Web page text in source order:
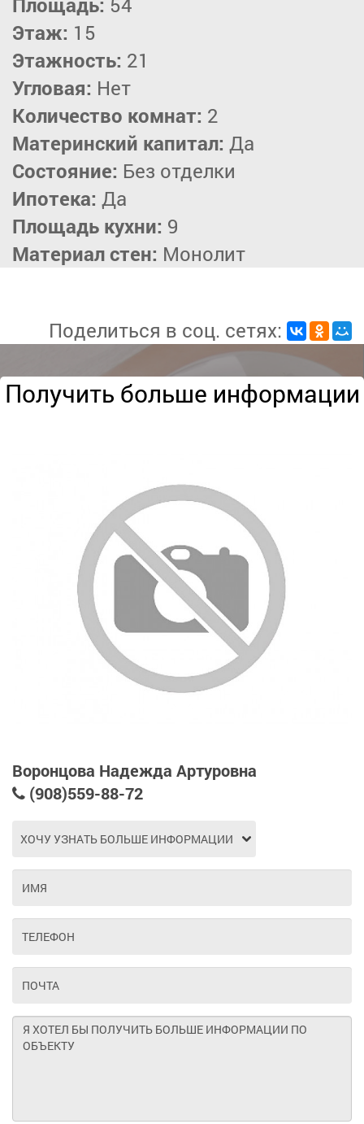
Этаж: 15
Этажность: 21
Угловая: Нет
Количество комнат: 2
Материнский капитал: Да
Состояние: Без отделки
Ипотека: Да
Площадь кухни: 9
Материал стен: Монолит
Поделиться в соц. сетях:
Получить больше информации
Воронцова Надежда Артуровна
(908)559-88-72